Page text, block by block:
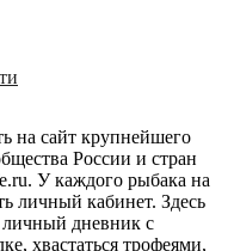
на сайт крупнейшего
России и стран
У каждого рыбака на
личный кабинет. Здесь
дневник с
хвастаться трофеями,